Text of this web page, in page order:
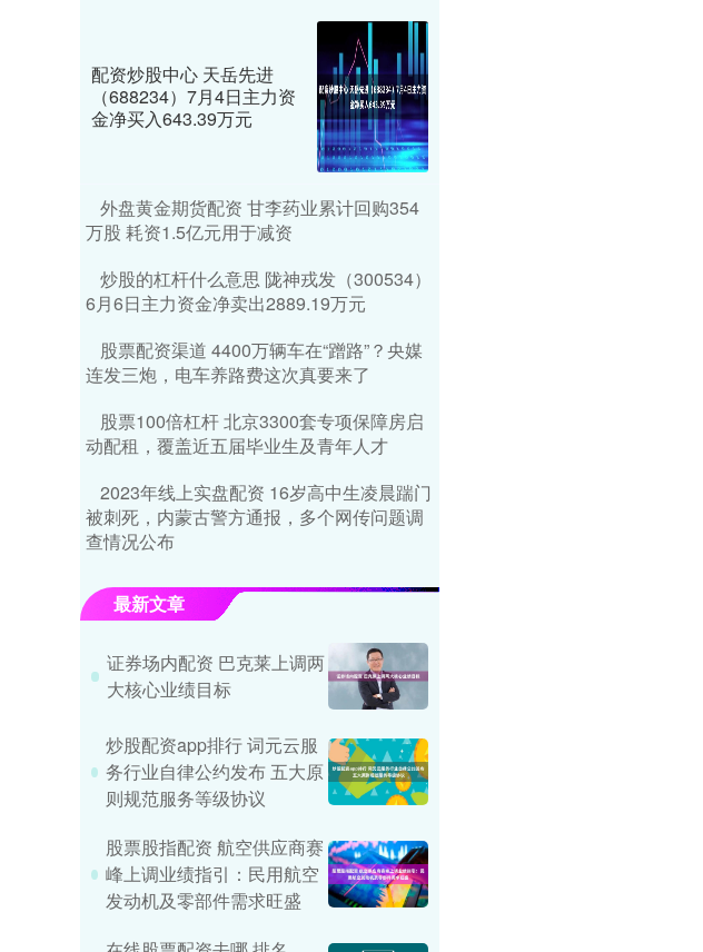
配资炒股中心 天岳先进
（688234）7月4日主力资
金净买入643.39万元
外盘黄金期货配资 甘李药业累计回购354
万股 耗资1.5亿元用于减资
炒股的杠杆什么意思 陇神戎发（300534）
6月6日主力资金净卖出2889.19万元
股票配资渠道 4400万辆车在“蹭路”？央媒
连发三炮，电车养路费这次真要来了
股票100倍杠杆 北京3300套专项保障房启
动配租，覆盖近五届毕业生及青年人才
2023年线上实盘配资 16岁高中生凌晨踹门
被刺死，内蒙古警方通报，多个网传问题调
查情况公布
最新文章
证券场内配资 巴克莱上调两
大核心业绩目标
炒股配资app排行 词元云服
务行业自律公约发布 五大原
则规范服务等级协议
股票股指配资 航空供应商赛
峰上调业绩指引：民用航空
发动机及零部件需求旺盛